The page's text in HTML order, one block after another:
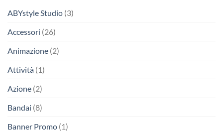
ABYstyle Studio (3)
Accessori (26)
Animazione (2)
Attività (1)
Azione (2)
Bandai (8)
Banner Promo (1)